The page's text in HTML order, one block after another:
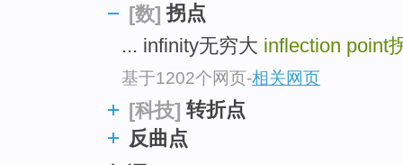
[数] 拐点
... infinity无穷大 inflection point
基于1202个网页-相关网页
[科技] 转折点
反曲点